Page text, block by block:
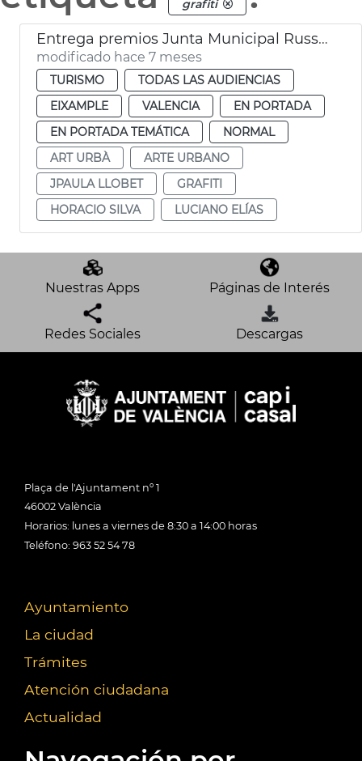
grafiti
Entrega premios Junta Municipal Russafa 2025
modificado hace 7 meses
TURISMO
TODAS LAS AUDIENCIAS
EIXAMPLE
VALENCIA
EN PORTADA
EN PORTADA TEMÁTICA
NORMAL
ART URBÀ
ARTE URBANO
JPAULA LLOBET
GRAFITI
HORACIO SILVA
LUCIANO ELÍAS
Nuestras Apps Páginas de Interés
Redes Sociales Descargas
Plaça de l'Ajuntament nº 1
46002 València
Horarios: lunes a viernes de 8:30 a 14:00 horas
Teléfono: 963 52 54 78
Ayuntamiento
La ciudad
Trámites
Atención ciudadana
Actualidad